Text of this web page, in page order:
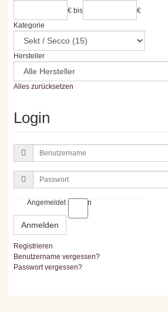
€ bis
€
Kategorie
Hersteller
Alles zurücksetzen
Login
Benutzername
Passwort
Angemeldet bleiben
Anmelden
Registrieren
Benutzername vergessen?
Passwort vergessen?